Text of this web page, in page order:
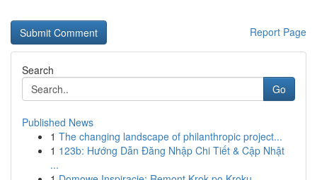
Report Page
Search
Go
Published News
1 The changing landscape of philanthropic project...
1 123b: Hướng Dẫn Đăng Nhập Chi Tiết & Cập Nhật
...